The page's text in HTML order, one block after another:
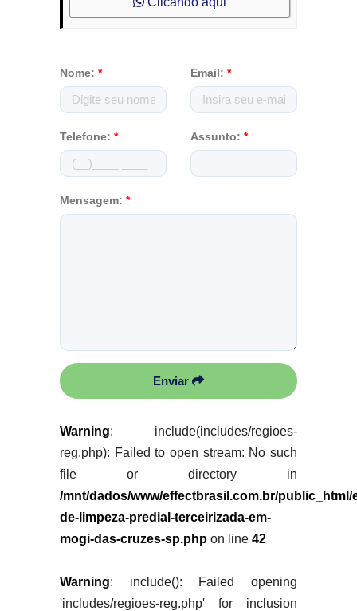
Nome: * Email: *
Telefone: * Assunto: *
Mensagem: *
Enviar
Warning: include(includes/regioes-
reg.php): Failed to open stream: No such
file or directory in
/mnt/dados/www/effectbrasil.com.br/public_html/
de-limpeza-predial-terceirizada-em-
mogi-das-cruzes-sp.phpon line 42
Warning: include(): Failed opening
'includes/regioes-reg.php' for inclusion